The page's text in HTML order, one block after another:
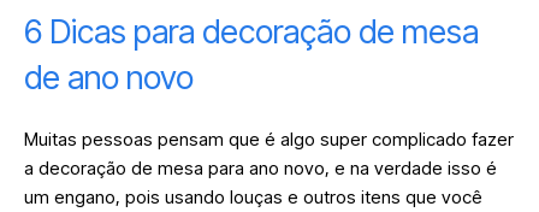
6 Dicas para decoração de mesa
de ano novo
Muitas pessoas pensam que é algo super complicado fazer
a decoração de mesa para ano novo, e na verdade isso é
um engano, pois usando louças e outros itens que você